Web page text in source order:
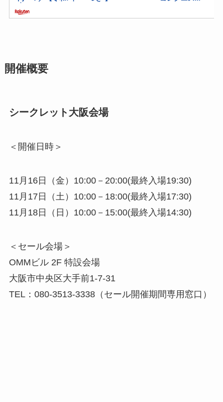
開催概要
シークレット大阪会場
＜開催日時＞
11月16日（金）10:00－20:00(最終入場19:30)
11月17日（土）10:00－18:00(最終入場17:30)
11月18日（日）10:00－15:00(最終入場14:30)
＜セール会場＞
OMMビル 2F 特設会場
大阪市中央区大手前1-7-31
TEL：080-3513-3338（セール開催期間専用窓口）